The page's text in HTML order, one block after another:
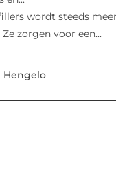
wordt steeds
zorgen voor een...
Hengelo